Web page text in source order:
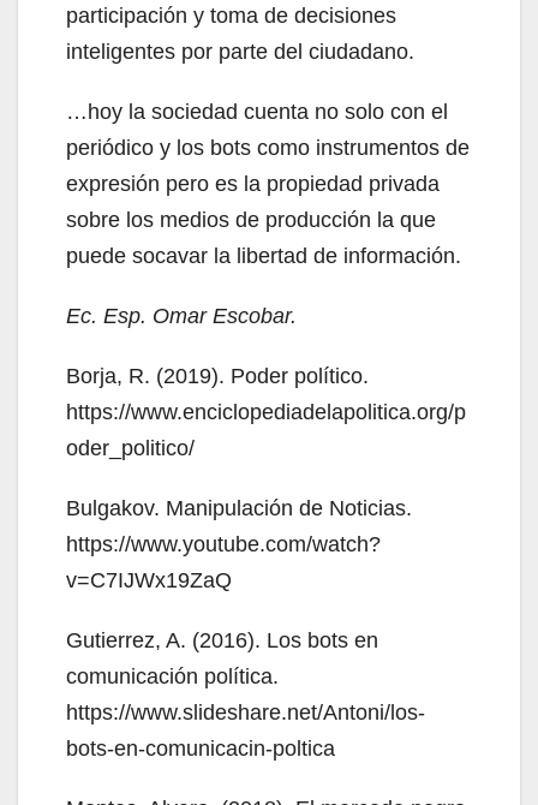
participación y toma de decisiones
inteligentes por parte del ciudadano.
…hoy la sociedad cuenta no solo con el
periódico y los bots como instrumentos de
expresión pero es la propiedad privada
sobre los medios de producción la que
puede socavar la libertad de información.
Ec. Esp. Omar Escobar.
Borja, R. (2019). Poder político.
https://www.enciclopediadelapolitica.org/p
oder_politico/
Bulgakov. Manipulación de Noticias.
https://www.youtube.com/watch?
v=C7IJWx19ZaQ
Gutierrez, A. (2016). Los bots en
comunicación política.
https://www.slideshare.net/Antoni/los-
bots-en-comunicacin-poltica